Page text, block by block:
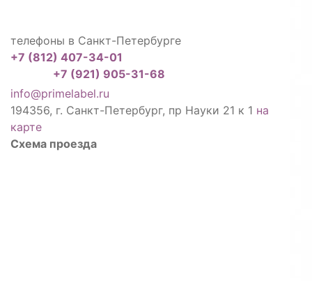
телефоны в Санкт-Петербурге
+7 (812) 407-34-01
+7 (921) 905-31-68
info@primelabel.ru
194356, г. Санкт-Петербург, пр Науки 21 к 1 на
карте
Схема проезда